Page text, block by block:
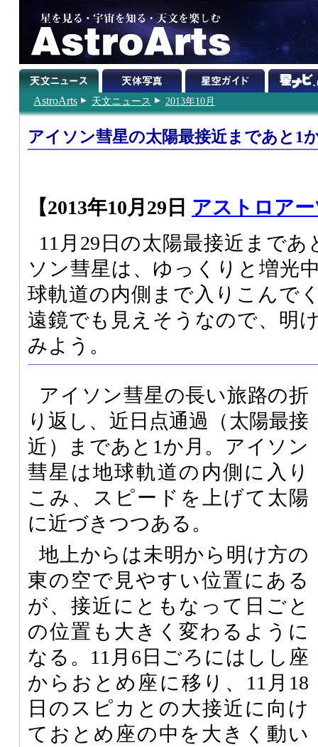
AstroArts 天文ニュース 2013年10月
アイソン彗星の太陽最接近まであと1
【2013年10月29日 アストロア
11月29日の太陽最接近まで
ソン彗星は、ゆっくりと増光
球軌道の内側まで入りこんで
遠鏡でも見えそうなので、明
みよう。
アイソン彗星の長い旅路の折
り返し、近日点通過（太陽最接
近）まであと1か月。アイソン
彗星は地球軌道の内側に入り
こみ、スピードを上げて太陽
に近づきつつある。
地上からは未明から明け方の
東の空で見やすい位置にある
が、接近にともなって日ごと
の位置も大きく変わるように
なる。11月6日ごろにはしし座
からおとめ座に移り、11月18
日のスピカとの大接近に向け
ておとめ座の中を大きく動い